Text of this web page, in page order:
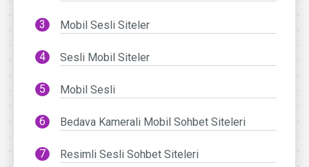
Mobil Sesli Siteler
Sesli Mobil Siteler
Mobil Sesli
Bedava Kamerali Mobil Sohbet Siteleri
Resimli Sesli Sohbet Siteleri